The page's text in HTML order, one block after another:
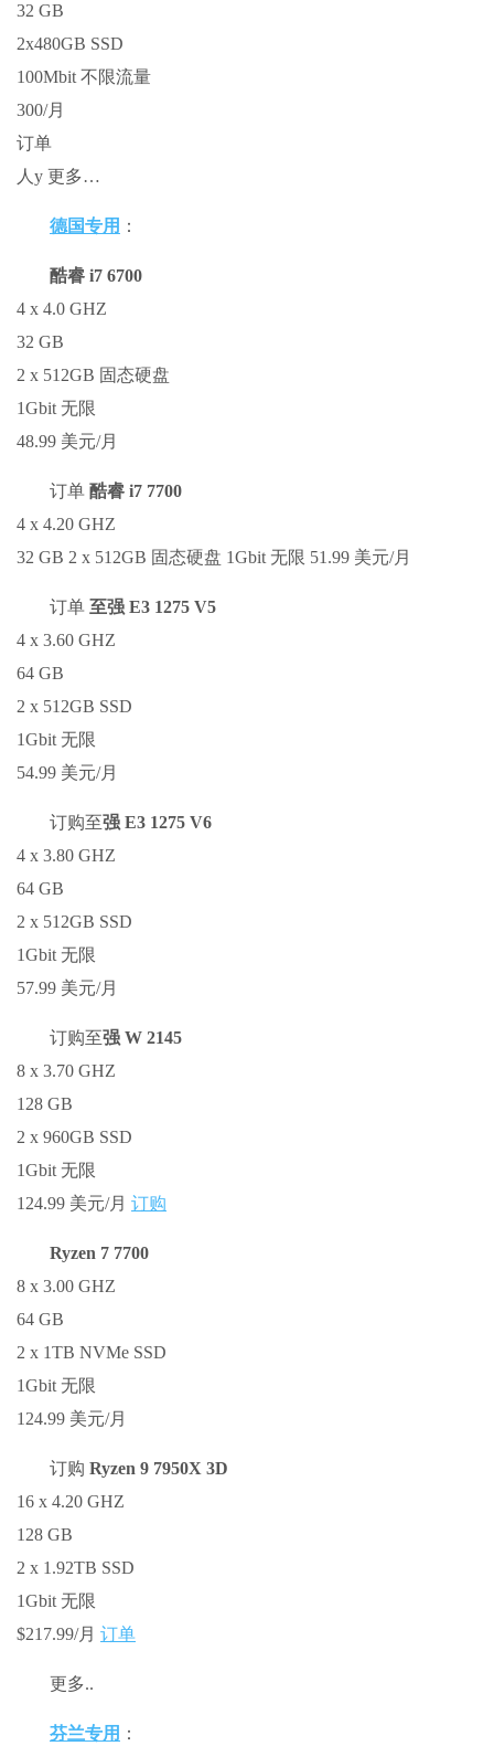
32 GB
2x480GB SSD
100Mbit 不限流量
300/月
订单
人y 更多…
德国专用 ：
酷睿 i7 6700
4 x 4.0 GHZ
32 GB
2 x 512GB 固态硬盘
1Gbit 无限
48.99 美元/月
订单 酷睿 i7 7700
4 x 4.20 GHZ
32 GB 2 x 512GB 固态硬盘 1Gbit 无限 51.99 美元/月
订单 至强 E3 1275 V5
4 x 3.60 GHZ
64 GB
2 x 512GB SSD
1Gbit 无限
54.99 美元/月
订购至强 E3 1275 V6
4 x 3.80 GHZ
64 GB
2 x 512GB SSD
1Gbit 无限
57.99 美元/月
订购至强 W 2145
8 x 3.70 GHZ
128 GB
2 x 960GB SSD
1Gbit 无限
124.99 美元/月 订购
Ryzen 7 7700
8 x 3.00 GHZ
64 GB
2 x 1TB NVMe SSD
1Gbit 无限
124.99 美元/月
订购 Ryzen 9 7950X 3D
16 x 4.20 GHZ
128 GB
2 x 1.92TB SSD
1Gbit 无限
$217.99/月 订单
更多..
芬兰专用 ：